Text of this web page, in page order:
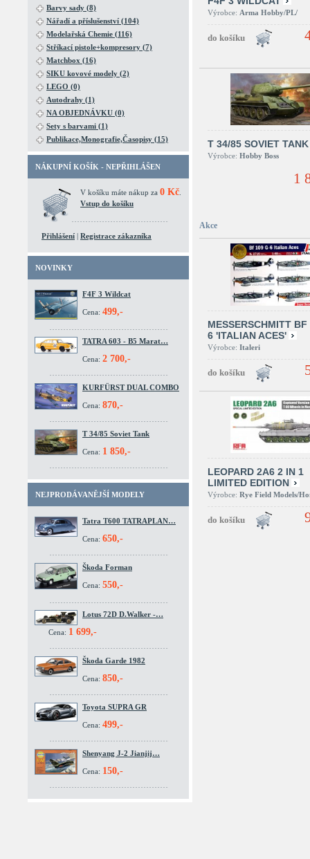
Barvy sady (8)
Nářadí a příslušenství (104)
Modelařská Chemie (116)
Stříkací pistole+kompresory (7)
Matchbox (16)
SIKU kovové modely (2)
LEGO (0)
Autodrahy (1)
NA OBJEDNÁVKU (0)
Sety s barvami (1)
Publikace,Monografie,Časopisy (15)
NÁKUPNÍ KOŠÍK - NEPŘIHLÁŠEN
V košíku máte nákup za 0 Kč
Vstup do košíku
Přihlášení | Registrace zákazníka
NOVINKY
F4F 3 Wildcat
Cena: 499,-
TATRA 603 - B5 Marat…
Cena: 2 700,-
KURFÜRST DUAL COMBO
Cena: 870,-
T 34/85 Soviet Tank
Cena: 1 850,-
NEJPRODÁVANĚJŠÍ MODELY
Tatra T600 TATRAPLAN…
Cena: 650,-
Škoda Forman
Cena: 550,-
Lotus 72D D.Walker -…
Cena: 1 699,-
Škoda Garde 1982
Cena: 850,-
Toyota SUPRA GR
Cena: 499,-
Shenyang J-2 Jianjij…
Cena: 150,-
Výrobce: Arma Hobby/PL/
T 34/85 SOVIET TANK
Výrobce: Hobby Boss
1
Akce
MESSERSCHMITT
6 'ITALIAN ACES'
Výrobce: Italeri
LEOPARD 2A6 2 IN 1
LIMITED EDITION
Výrobce: Rye Field Models/